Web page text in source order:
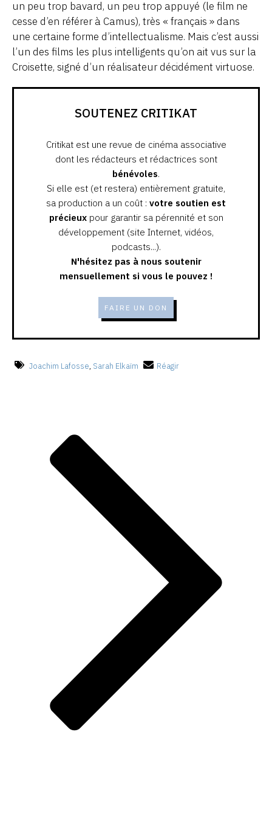
un peu trop bavard, un peu trop appuyé (le film ne
cesse d’en référer à Camus), très « français » dans
une certaine forme d’intellectualisme. Mais c’est aussi
l’un des films les plus intelligents qu’on ait vus sur la
Croisette, signé d’un réalisateur décidément virtuose.
SOUTENEZ CRITIKAT
Critikat est une revue de cinéma associative
dont les rédacteurs et rédactrices sont
bénévoles.
Si elle est (et restera) entièrement gratuite,
sa production a un coût : votre soutien est
précieuxpour garantir sa pérennité et son
développement (site Internet, vidéos,
podcasts...).
N'hésitez pas à nous soutenir
mensuellement si vous le pouvez !
FAIRE UN DON
Joachim Lafosse, Sarah Elkaïm Réagir